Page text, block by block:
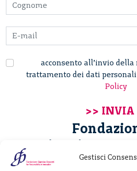
Gestisci
acconsento all’invio
trattamento dei dati personali
Policy
Giannino